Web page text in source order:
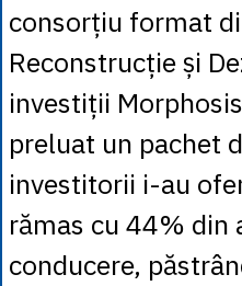
consorțiu format
Reconstrucție și
investiții
preluat un pachet
investitorii i-au
rămas cu 44%
conducere,